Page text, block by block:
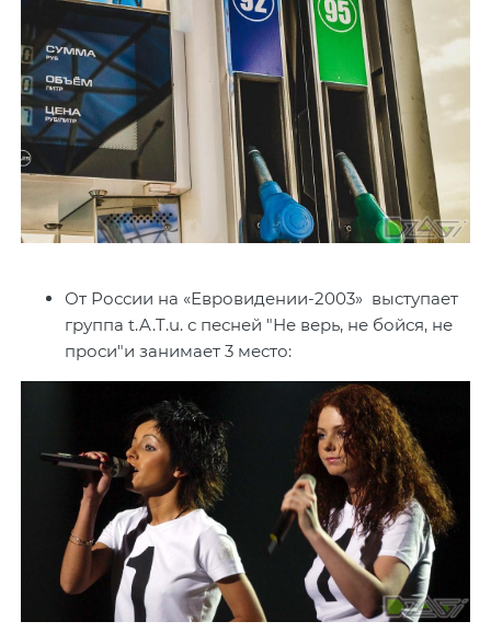
От России на «Евровидении-2003» выступает
группа t.A.T.u. с песней "Не верь, не бойся, не
проси"и занимает 3 место: